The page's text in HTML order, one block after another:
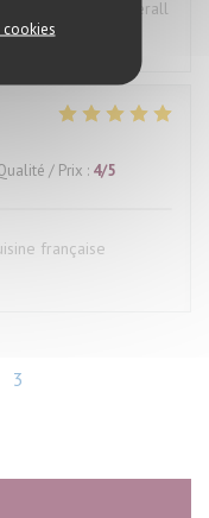
a much better overall
/ Prix : 4/5
française
3